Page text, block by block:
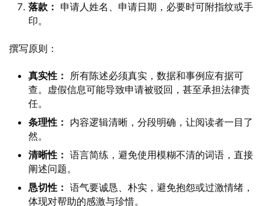
落款： 申请人姓名、申请日期，必要时可附指纹或手
印。
撰写原则：
真实性： 所有陈述必须真实，数据和事例应有据可
查。虚假信息可能导致申请被驳回，甚至承担法律责
任。
条理性： 内容逻辑清晰，分段明确，让阅读者一目了
然。
清晰性： 语言简练，避免使用模糊不清的词语，直接
阐述问题。
恳切性： 语气要诚恳、朴实，避免抱怨或过激情绪，
体现对帮助的感激与珍惜。